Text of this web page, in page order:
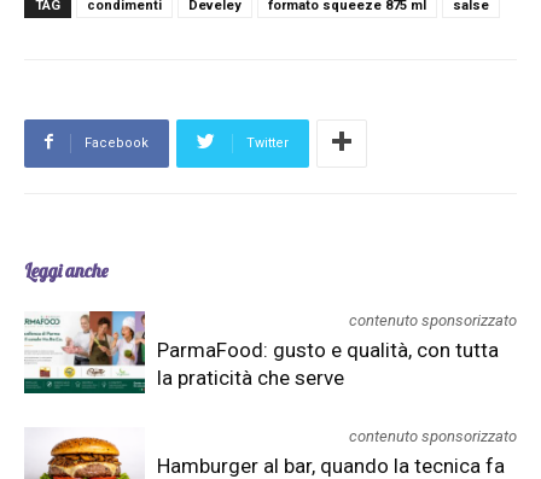
TAG condimenti Develey formato squeeze 875 ml salse
Facebook Twitter
Leggi anche
contenuto sponsorizzato
ParmaFood: gusto e qualità, con tutta
la praticità che serve
contenuto sponsorizzato
Hamburger al bar, quando la tecnica fa